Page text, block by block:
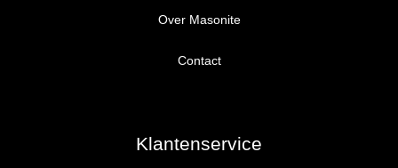
Alle producten
Proefpakket
3mm dik
Kant-en-Klaar panelen
Over Masonite
Contact
Klantenservice